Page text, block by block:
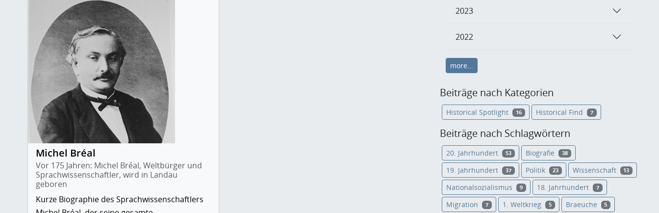
Michel Bréal
Vor 175 Jahren: Michel Bréal, Weltbürger und
Sprachwissenschaftler, wird in Landau
geboren
Kurze Biographie des Sprachwissenschaftlers
2023
2022
more...
Beiträge nach Kategorien
Historical Spotlight 16 Historical Find 7
Beiträge nach Schlagwörtern
20. Jahrhundert 53 Biografie 38
19. Jahrhundert 37 Politik 23 Wissenschaft 13
Nationalsozialismus 9 18. Jahrhundert 7
Migration 7 1. Weltkrieg 5 Braeuche 5